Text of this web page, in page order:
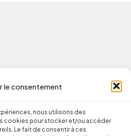
le consentement
nous utilisons des
cookies pour stocker et/ou accéder
Le fait de consentir à ces
la lecture